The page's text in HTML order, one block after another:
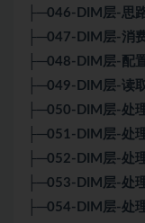
├─046-DIM层-思
├─047-DIM层-消
├─048-DIM层-配
├─049-DIM层-读
├─050-DIM层-处
├─051-DIM层-处
├─052-DIM层-处
├─053-DIM层-处
├─054-DIM层-处